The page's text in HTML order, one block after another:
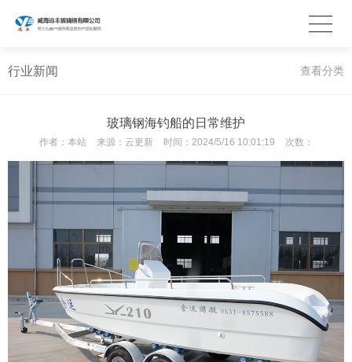
行业新闻 查看分类
玻璃钢海钓船的日常维护
作者： 本站 来源： 云更新 时间： 2024/5/16 10:01:19 次数：